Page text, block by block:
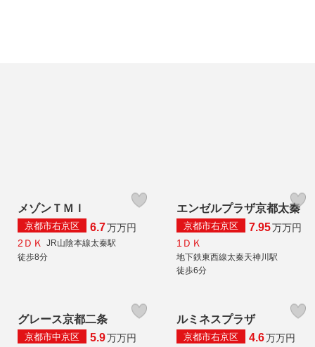
メゾンＴＭＩ
京都市右京区 6.7万万円
2ＤＫ
JR山陰本線太秦駅
徒歩8分
エンゼルプラザ京都太秦
京都市右京区 7.95万万円
1ＤＫ
地下鉄東西線太秦天神川駅
徒歩6分
グレース京都二条
京都市中京区 5.9万万円
ルミネスプラザ
京都市右京区 4.6万万円